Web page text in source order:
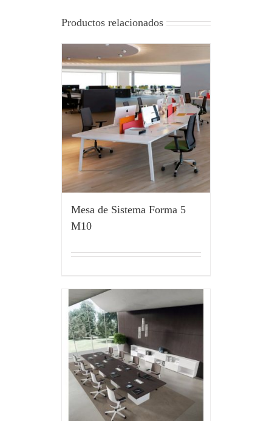
Productos relacionados
Mesa de Sistema Forma 5
M10